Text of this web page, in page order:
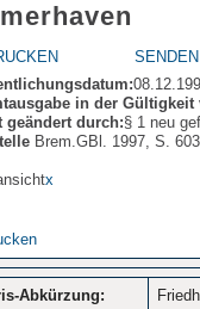
SENDEN
in der Gültigkeit
geändert durch:§ 1 neu
Brem.GBl. 1997, S. 603
x
Abkürzung: